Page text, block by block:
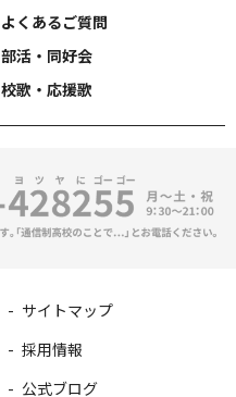
よくあるご質問
部活・同好会
校歌・応援歌
サイトマップ
採用情報
公式ブログ